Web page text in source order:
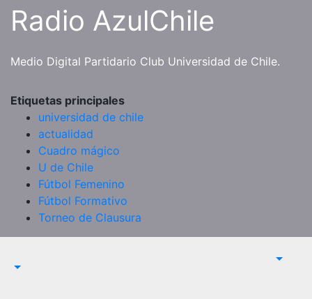
SaltarRadio AzulChile
Medio Digital Partidario Club Universidad de Chile.
Etiquetas principales
universidad de chile
actualidad
Cuadro mágico
U de Chile
Fútbol Femenino
Fútbol Formativo
Torneo de Clausura